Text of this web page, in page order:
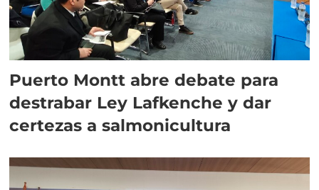
Puerto Montt abre debate para
destrabar Ley Lafkenche y dar
certezas a salmonicultura